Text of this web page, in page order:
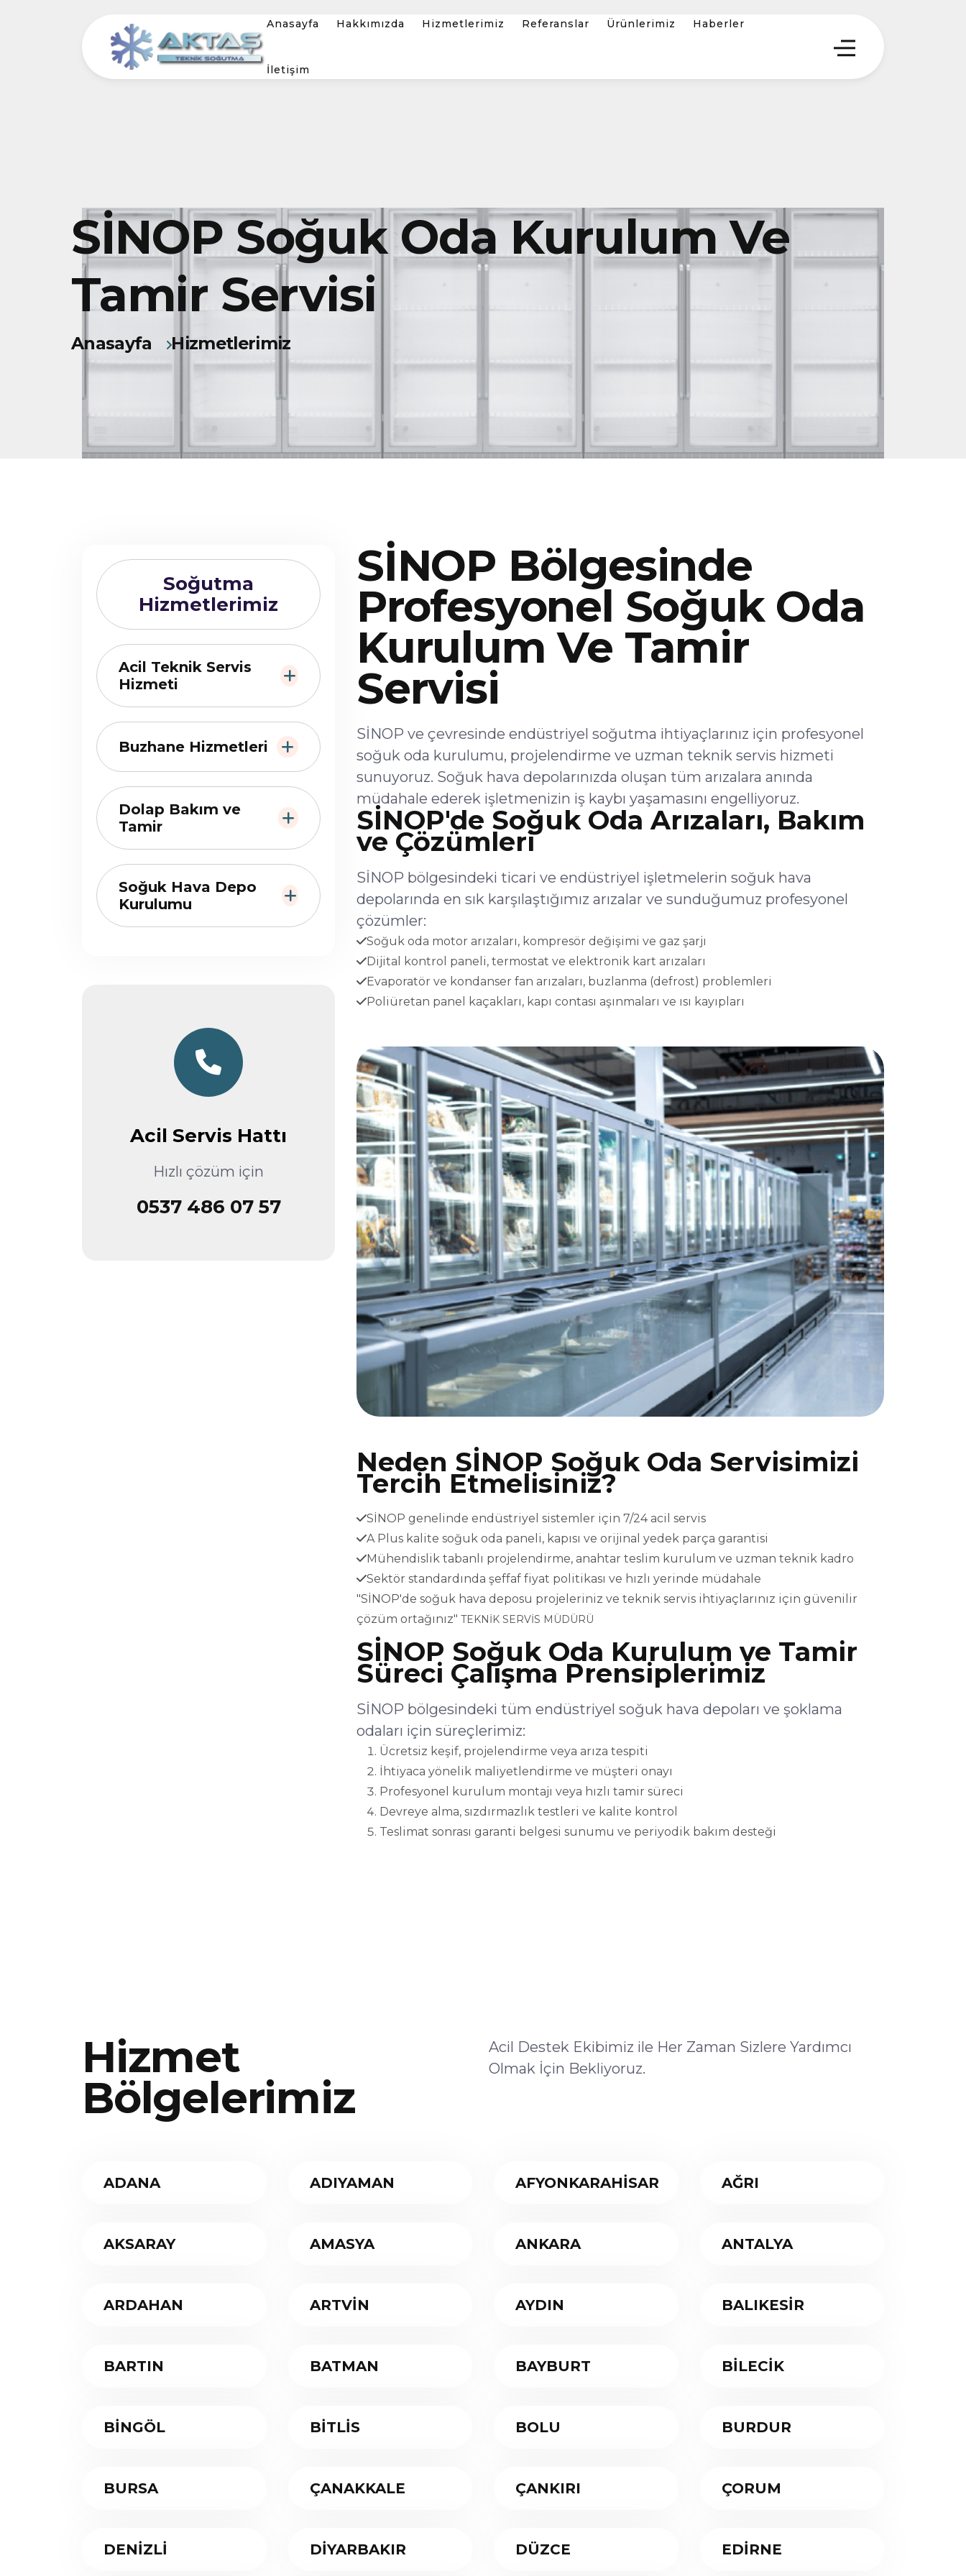
Anasayfa Hakkımızda Hizmetlerimiz Referanslar Ürünlerimiz Haberler
İletişim
SİNOP Soğuk Oda Kurulum Ve
Tamir Servisi
Anasayfa Hizmetlerimiz
Soğutma
Hizmetlerimiz
Acil Teknik Servis
Hizmeti
Buzhane Hizmetleri
Dolap Bakım ve
Tamir
Soğuk Hava Depo
Kurulumu
Acil Servis Hattı
Hızlı çözüm için
0537 486 07 57
SİNOP Bölgesinde
Profesyonel Soğuk Oda
Kurulum Ve Tamir
Servisi
SİNOP ve çevresinde endüstriyel soğutma ihtiyaçlarınız için profesyonel
soğuk oda kurulumu, projelendirme ve uzman teknik servis hizmeti
sunuyoruz. Soğuk hava depolarınızda oluşan tüm arızalara anında
müdahale ederek işletmenizin iş kaybı yaşamasını engelliyoruz.
SİNOP'de Soğuk Oda Arızaları, Bakım
ve Çözümleri
SİNOP bölgesindeki ticari ve endüstriyel işletmelerin soğuk hava
depolarında en sık karşılaştığımız arızalar ve sunduğumuz profesyonel
çözümler:
Soğuk oda motor arızaları, kompresör değişimi ve gaz şarjı
Dijital kontrol paneli, termostat ve elektronik kart arızaları
Evaporatör ve kondanser fan arızaları, buzlanma (defrost) problemleri
Poliüretan panel kaçakları, kapı contası aşınmaları ve ısı kayıpları
Neden SİNOP Soğuk Oda Servisimizi
Tercih Etmelisiniz?
SİNOP genelinde endüstriyel sistemler için 7/24 acil servis
A Plus kalite soğuk oda paneli, kapısı ve orijinal yedek parça garantisi
Mühendislik tabanlı projelendirme, anahtar teslim kurulum ve uzman teknik kadro
Sektör standardında şeffaf fiyat politikası ve hızlı yerinde müdahale
"SİNOP'de soğuk hava deposu projeleriniz ve teknik servis ihtiyaçlarınız için güvenilir
çözüm ortağınız" TEKNİK SERVİS MÜDÜRÜ
SİNOP Soğuk Oda Kurulum ve Tamir
Süreci Çalışma Prensiplerimiz
SİNOP bölgesindeki tüm endüstriyel soğuk hava depoları ve şoklama
odaları için süreçlerimiz:
Ücretsiz keşif, projelendirme veya arıza tespiti
İhtiyaca yönelik maliyetlendirme ve müşteri onayı
Profesyonel kurulum montajı veya hızlı tamir süreci
Devreye alma, sızdırmazlık testleri ve kalite kontrol
Teslimat sonrası garanti belgesi sunumu ve periyodik bakım desteği
Hizmet
Bölgelerimiz
Acil Destek Ekibimiz ile Her Zaman Sizlere Yardımcı
Olmak İçin Bekliyoruz.
ADANA ADIYAMAN AFYONKARAHİSAR AĞRI
AKSARAY AMASYA ANKARA ANTALYA
ARDAHAN ARTVİN AYDIN BALIKESİR
BARTIN BATMAN BAYBURT BİLECİK
BİNGÖL BİTLİS BOLU BURDUR
BURSA ÇANAKKALE ÇANKIRI ÇORUM
DENİZLİ DİYARBAKIR DÜZCE EDİRNE